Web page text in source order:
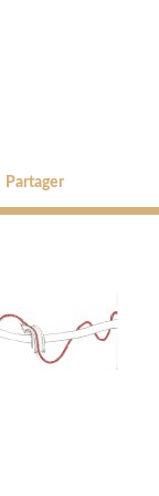
Partager